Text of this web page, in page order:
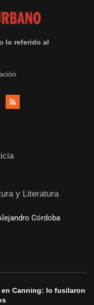
lo referido al
y Literatura
Córdoba
en Canning: lo fusilaron